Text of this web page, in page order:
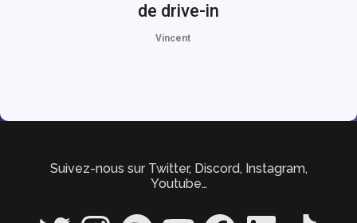
de drive-in
Vincent
Suivez-nous sur Twitter, Discord, Instagram,
Youtube…
Twitter InstagramSpotify YouTube FacebookLinkedIn TikTok